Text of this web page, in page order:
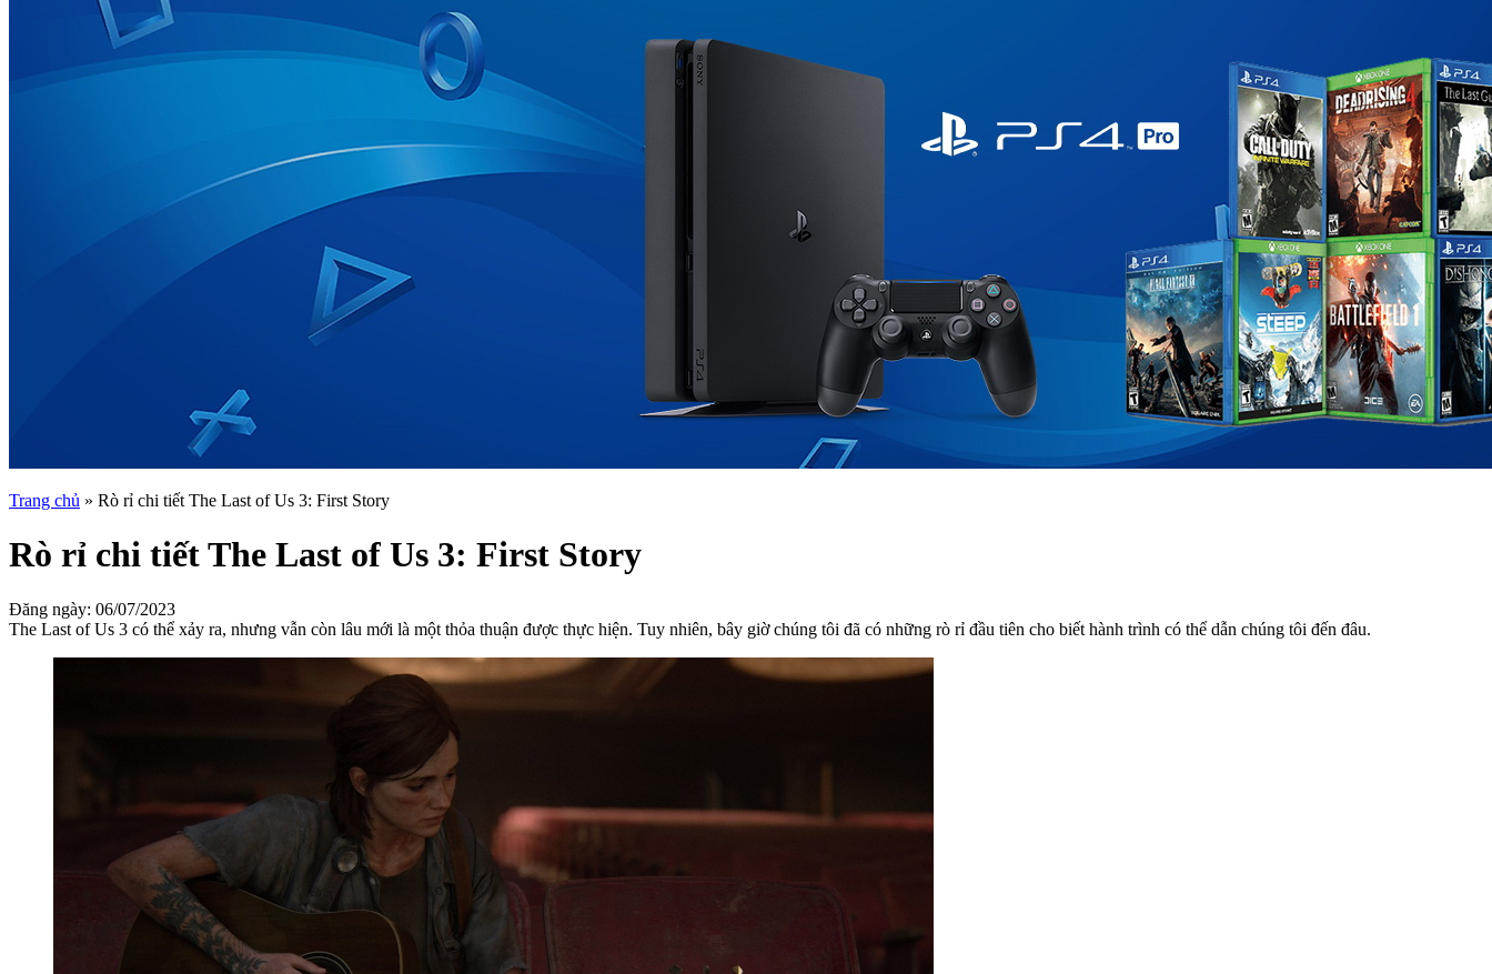
Trang chủ » Rò rỉ chi tiết The Last of Us 3: First Story
Rò rỉ chi tiết The Last of Us 3: First Story
Đăng ngày: 06/07/2023
The Last of Us 3 có thể xảy ra, nhưng vẫn còn lâu mới là một thỏa thuận được thực hiện. Tuy nhiên, bây giờ chúng tôi đã có những rò rỉ đầu tiên cho biết hành trình có thể dẫn chúng tôi đến đâu.